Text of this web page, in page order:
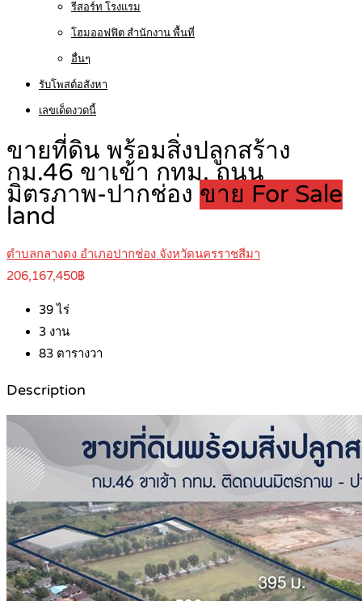
รีสอร์ท โรงแรม
โฮมออฟฟิต สำนักงาน พื้นที่
อื่นๆ
รับโพสต์อสังหา
เลขเด็ดงวดนี้
ขายที่ดิน พร้อมสิ่งปลูกสร้าง
กม.46 ขาเข้า กทม. ถนน
มิตรภาพ-ปากช่อง ขาย For Sale
land
ตำบลกลางดง อำเภอปากช่อง จังหวัดนครราชสีมา
206,167,450฿
39ไร่
3 งาน
83 ตารางวา
Description